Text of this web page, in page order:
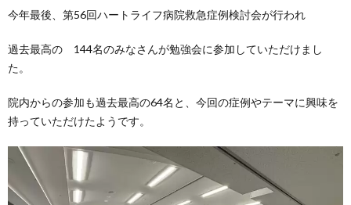
今年最後、第56回ハートライフ病院救急症例検討会が行われ
過去最高の 144名のみなさんが勉強会に参加していただけまし
た。
院内からの参加も過去最高の64名と、今回の症例やテーマに興味を
持っていただけたようです。